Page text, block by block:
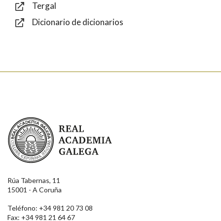
Tergal
Dicionario de dicionarios
Real Academia Galega
Rúa Tabernas, 11
15001 - A Coruña
Teléfono: +34 981 20 73 08
Fax: +34 981 21 64 67